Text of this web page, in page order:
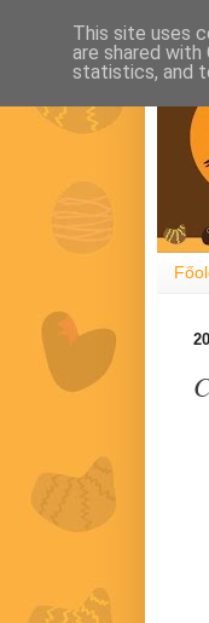
This site uses
are shared
statistics, and